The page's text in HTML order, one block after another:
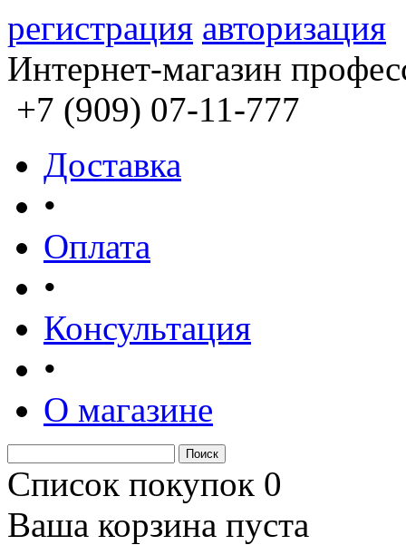
регистрация авторизация
Интернет-магазин
+7 (909) 07-11-777
Доставка
•
Оплата
•
Консультация
•
О магазине
Список покупок 0
Ваша корзина пуста